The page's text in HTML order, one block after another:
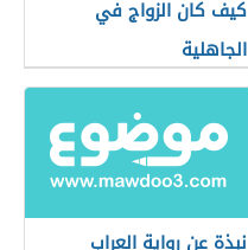
كيف كان الزواج في
الجاهلية
نبذة عن رواية العراب